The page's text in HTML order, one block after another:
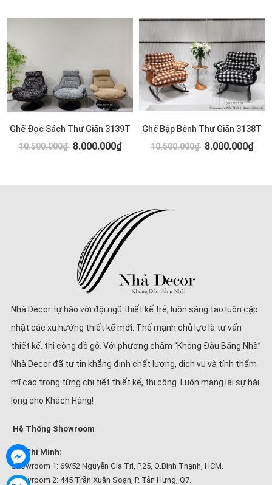
Ghế Đọc Sách Thư Giãn 3139T
10.500.000₫ 8.000.000₫
Ghế Bập Bênh Thư Giãn 3138T
10.500.000₫ 8.000.000₫
Nhà Decor tự hào với đội ngũ thiết kế trẻ, luôn sáng tạo luôn cập
nhật các xu hướng thiết kế mới. Thế mạnh chủ lực là tư vấn
thiết kế, thi công đồ gỗ. Với phương châm “Không Đâu Bằng Nhà”
Nhà Decor đã tự tin khẳng định chất lượng, dịch vụ và tính thẩm
mĩ cao trong từng chi tiết thiết kế, thi công. Luôn mang lại sự hài
lòng cho Khách Hàng!
Hệ Thống Showroom
Hồ Chí Minh:
Showroom 1: 69/52 Nguyễn Gia Trí, P.25, Q.Bình Thạnh, HCM.
Showroom 2: 445 Trần Xuân Soạn, P. Tân Hưng, Q7.